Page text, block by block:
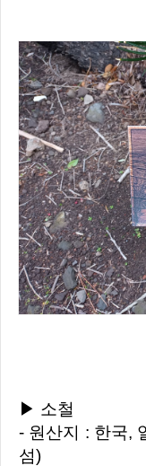
▶ 소철
- 원산지 : 한국,
섬)